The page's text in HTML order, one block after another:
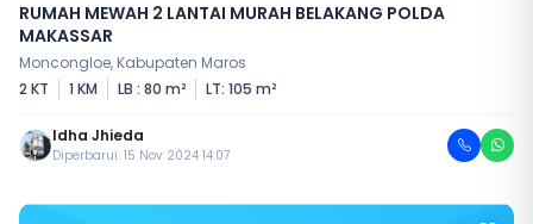
RUMAH MEWAH 2 LANTAI MURAH BELAKANG POLDA
MAKASSAR
Moncongloe, Kabupaten Maros
2 KT
1 KM LB : 80 m² LT: 105 m²
Idha Jhieda
Diperbarui: 15 Nov 2024 14:07